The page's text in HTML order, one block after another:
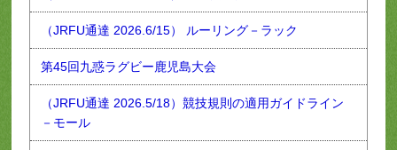
（JRFU通達 2026.6/15） ルーリング－ラック
第45回九惑ラグビー鹿児島大会
（JRFU通達 2026.5/18）競技規則の適用ガイドライン
－モール